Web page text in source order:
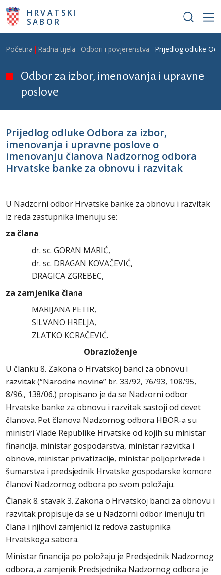
Skoči na glavni sadržaj
HRVATSKI
SABOR
Breadcrumb
Početna Radna tijela Odbori i povjerenstva Prijedlog odluke
Odbor za izbor, imenovanja i upravne
poslove
Prijedlog odluke Odbora za izbor,
imenovanja i upravne poslove o
imenovanju članova Nadzornog odbora
Hrvatske banke za obnovu i razvitak
U Nadzorni odbor Hrvatske banke za obnovu i razvitak
iz reda zastupnika imenuju se:
za člana
dr. sc. GORAN MARIĆ,
dr. sc. DRAGAN KOVAČEVIĆ,
DRAGICA ZGREBEC,
za zamjenika člana
MARIJANA PETIR,
SILVANO HRELJA,
ZLATKO KORAČEVIĆ.
Obrazloženje
U članku 8. Zakona o Hrvatskoj banci za obnovu i
razvitak (“Narodne novine” br. 33/92, 76/93, 108/95,
8/96., 138/06.) propisano je da se Nadzorni odbor
Hrvatske banke za obnovu i razvitak sastoji od devet
članova. Pet članova Nadzornog odbora HBOR-a su
ministri Vlade Republike Hrvatske od kojih su ministar
financija, ministar gospodarstva, ministar razvitka i
obnove, ministar privatizacije, ministar poljoprivrede i
šumarstva i predsjednik Hrvatske gospodarske komore
članovi Nadzornog odbora po svom položaju.
Članak 8. stavak 3. Zakona o Hrvatskoj banci za obnovu i
razvitak propisuje da se u Nadzorni odbor imenuju tri
člana i njihovi zamjenici iz redova zastupnika
Hrvatskoga sabora.
Ministar financija po položaju je Predsjednik Nadzornog
odbora, a zamjenik Predsjednika Nadzornog odbora je